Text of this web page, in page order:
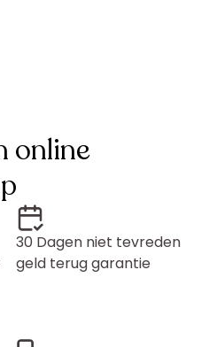
online
30 Dagen niet tevreden
geld terug garantie